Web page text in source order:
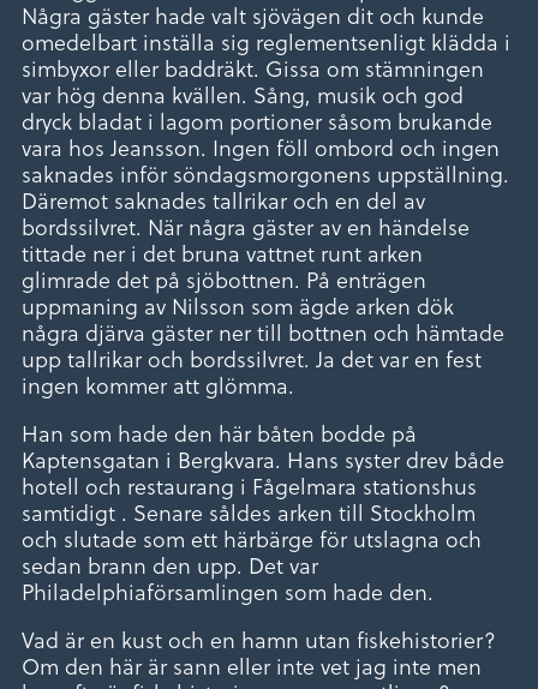
Några gäster hade valt sjövägen dit och kunde
omedelbart inställa sig reglementsenligt klädda i
simbyxor eller baddräkt. Gissa om stämningen
var hög denna kvällen. Sång, musik och god
dryck bladat i lagom portioner såsom brukande
vara hos Jeansson. Ingen föll ombord och ingen
saknades inför söndagsmorgonens uppställning.
Däremot saknades tallrikar och en del av
bordssilvret. När några gäster av en händelse
tittade ner i det bruna vattnet runt arken
glimrade det på sjöbottnen. På enträgen
uppmaning av Nilsson som ägde arken dök
några djärva gäster ner till bottnen och hämtade
upp tallrikar och bordssilvret. Ja det var en fest
ingen kommer att glömma.
Han som hade den här båten bodde på
Kaptensgatan i Bergkvara. Hans syster drev både
hotell och restaurang i Fågelmara stationshus
samtidigt . Senare såldes arken till Stockholm
och slutade som ett härbärge för utslagna och
sedan brann den upp. Det var
Philadelphiaförsamlingen som hade den.
Vad är en kust och en hamn utan fiskehistorier?
Om den här är sann eller inte vet jag inte men